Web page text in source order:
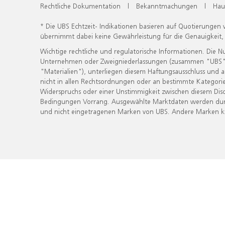
Rechtliche Dokumentation | Bekanntmachungen |
* Die UBS Echtzeit- Indikationen basieren auf
übernimmt dabei keine Gewährleistung für die
Wichtige rechtliche und regulatorische Informationen. Die
Unternehmen oder Zweigniederlassungen (zusammen
"Materialien"), unterliegen diesem Haftungsausschluss
nicht in allen Rechtsordnungen oder an bestimmte
Widerspruchs oder einer Unstimmigkeit zwischen diesem
Bedingungen Vorrang. Ausgewählte Marktdaten werden
und nicht eingetragenen Marken von UBS. Andere Marken